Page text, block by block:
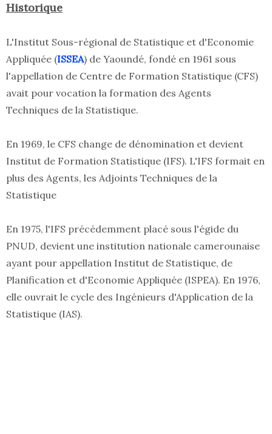
Historique
L'Institut Sous-régional de Statistique et d'Economie
Appliquée (ISSEA) de Yaoundé, fondé en 1961 sous
l'appellation de Centre de Formation Statistique (CFS)
avait pour vocation la formation des Agents
Techniques de la Statistique.
En 1969, le CFS change de dénomination et devient
Institut de Formation Statistique (IFS). L'IFS formait en
plus des Agents, les Adjoints Techniques de la
Statistique
En 1975, l'IFS précédemment placé sous l'égide du
PNUD, devient une institution nationale camerounaise
ayant pour appellation Institut de Statistique, de
Planification et d'Economie Appliquée (ISPEA). En 1976,
elle ouvrait le cycle des Ingénieurs d'Application de la
Statistique (IAS).